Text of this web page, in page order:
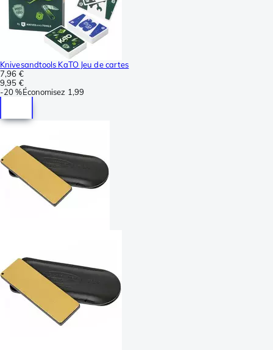
Knivesandtools KaTO Jeu de cartes
7,96 €
9,95 €
-20 %Économisez 1,99